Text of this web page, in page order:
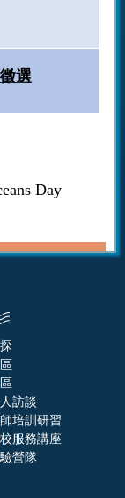
選
Day
訪談
培訓研習
服務講座
營隊